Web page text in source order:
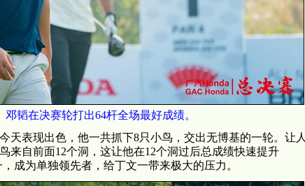
邓韬在决赛轮打出64杆全场最好成绩。
天表现出色，他一共抓下8只小鸟，交出无博基的一轮。让人
来自前面12个洞，这让他在12个洞过后总成绩快速提升
成为单独领先者，给丁文一带来极大的压力。